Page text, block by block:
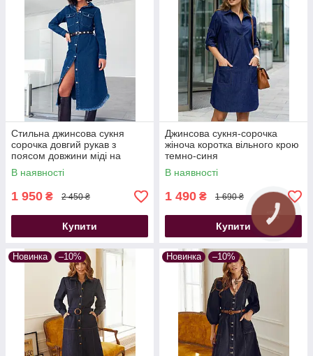
Стильна джинсова сукня
сорочка довгий рукав з
поясом довжини міді на
гудзики синя
В наявності
1 950 ₴ 2 450 ₴
Купити
Джинсова сукня-сорочка
жіноча коротка вільного крою
темно-синя
В наявності
1 490 ₴ 1 690 ₴
Купити
Новинка –10% Новинка –10%